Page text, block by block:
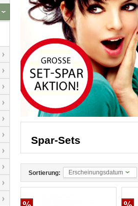
Spar-Sets
Sortierung: Erscheinungsdatum